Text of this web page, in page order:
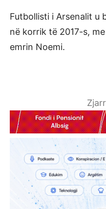
Futbollisti i Arsenalit u
në korrik të 2017-s,
emrin Noemi.